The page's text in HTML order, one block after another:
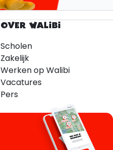
OVER WALIBI
Scholen
Zakelijk
Werken op Walibi
Vacatures
Pers